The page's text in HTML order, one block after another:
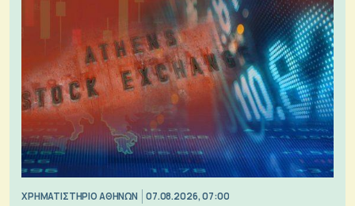
XΡΗΜΑΤΙΣΤΗΡΙΟ ΑΘΗΝΩΝ 07.08.2026, 07:00